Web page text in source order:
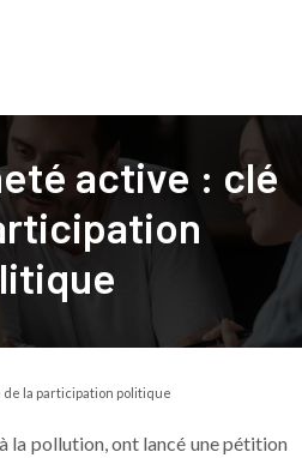
active : clé
la participation politique
la pollution, ont lancé une pétition